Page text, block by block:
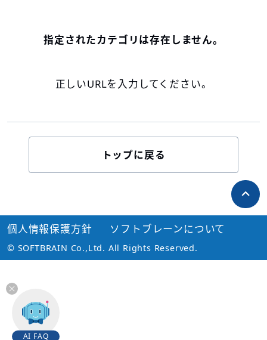
指定されたカテゴリは存在しません。
正しいURLを入力してください。
トップに戻る
© SOFTBRAIN Co.,Ltd. All Rights Reserved.
個人情報保護方針 ソフトブレーンについて
AI FAQ